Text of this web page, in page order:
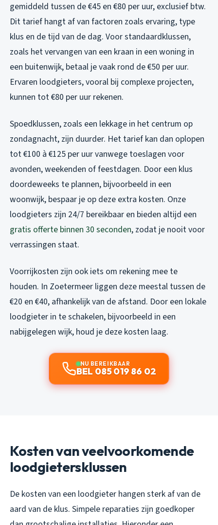
gemiddeld tussen de €45 en €80 per uur, exclusief btw.
Dit tarief hangt af van factoren zoals ervaring, type
klus en de tijd van de dag. Voor standaardklussen,
zoals het vervangen van een kraan in een woning in
een buitenwijk, betaal je vaak rond de €50 per uur.
Ervaren loodgieters, vooral bij complexe projecten,
kunnen tot €80 per uur rekenen.
Spoedklussen, zoals een lekkage in het centrum op
zondagnacht, zijn duurder. Het tarief kan dan oplopen
tot €100 à €125 per uur vanwege toeslagen voor
avonden, weekenden of feestdagen. Door een klus
doordeweeks te plannen, bijvoorbeeld in een
woonwijk, bespaar je op deze extra kosten. Onze
loodgieters zijn 24/7 bereikbaar en bieden altijd een
gratis offerte binnen 30 seconden, zodat je nooit voor
verrassingen staat.
Voorrijkosten zijn ook iets om rekening mee te
houden. In Zoetermeer liggen deze meestal tussen de
€20 en €40, afhankelijk van de afstand. Door een lokale
loodgieter in te schakelen, bijvoorbeeld in een
nabijgelegen wijk, houd je deze kosten laag.
NU BEREIKBAAR
BEL 085 019 86 02
Kosten van veelvoorkomende
loodgietersklussen
De kosten van een loodgieter hangen sterk af van de
aard van de klus. Simpele reparaties zijn goedkoper